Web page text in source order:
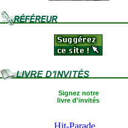
Signez notre
livre d'invités